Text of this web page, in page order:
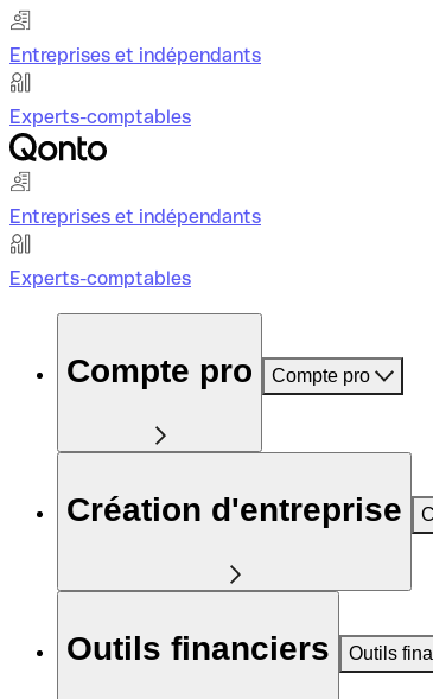
Entreprises et indépendants
Experts-comptables
Entreprises et indépendants
Experts-comptables
Compte pro Compte pro
Création d'entreprise
Outils financiers Outils